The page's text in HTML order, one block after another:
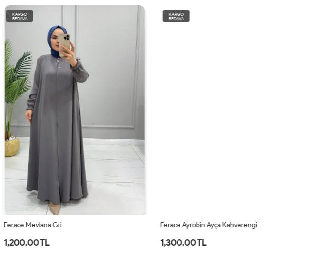
KARGO
BEDAVA
Ferace Mevlana Gri
1,200.00 TL
KARGO
BEDAVA
Ferace Ayrobin Ayça Kahverengi
1,300.00 TL